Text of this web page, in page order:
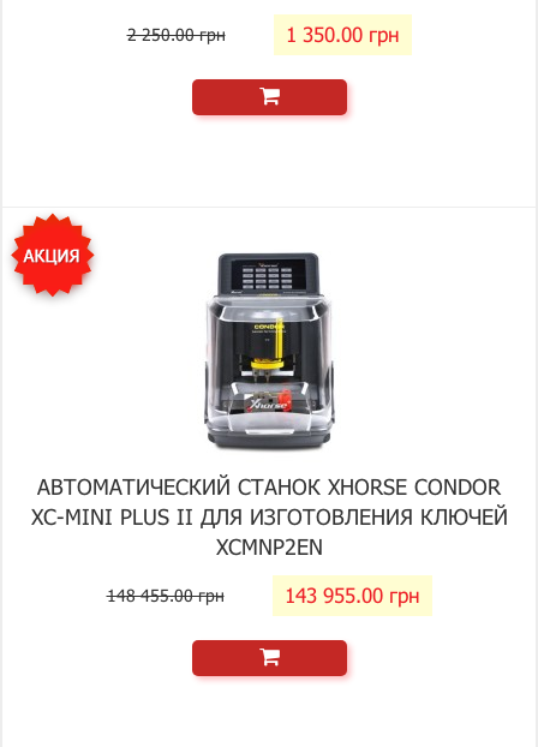
2 250.00 грн 1 350.00 грн
АВТОМАТИЧЕСКИЙ СТАНОК XHORSE CONDOR
XC-MINI PLUS II ДЛЯ ИЗГОТОВЛЕНИЯ КЛЮЧЕЙ
XCMNP2EN
148 455.00 грн 143 955.00 грн